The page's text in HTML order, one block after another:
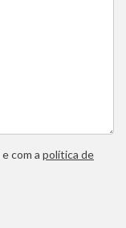
e com a política de